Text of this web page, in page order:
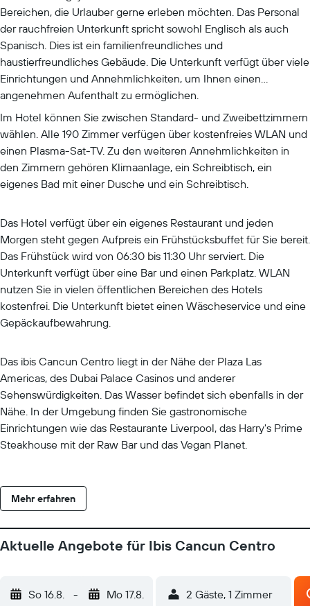
Bereichen, die Urlauber gerne erleben möchten. Das Personal
der rauchfreien Unterkunft spricht sowohl Englisch als auch
Spanisch. Dies ist ein familienfreundliches und
haustierfreundliches Gebäude. Die Unterkunft verfügt über viele
Einrichtungen und Annehmlichkeiten, um Ihnen einen
angenehmen Aufenthalt zu ermöglichen.
Im Hotel können Sie zwischen Standard- und Zweibettzimmern
wählen. Alle 190 Zimmer verfügen über kostenfreies WLAN und
einen Plasma-Sat-TV. Zu den weiteren Annehmlichkeiten in
den Zimmern gehören Klimaanlage, ein Schreibtisch, ein
eigenes Bad mit einer Dusche und ein Schreibtisch.
Das Hotel verfügt über ein eigenes Restaurant und jeden
Morgen steht gegen Aufpreis ein Frühstücksbuffet für Sie bereit.
Das Frühstück wird von 06:30 bis 11:30 Uhr serviert. Die
Unterkunft verfügt über eine Bar und einen Parkplatz. WLAN
nutzen Sie in vielen öffentlichen Bereichen des Hotels
kostenfrei. Die Unterkunft bietet einen Wäscheservice und eine
Gepäckaufbewahrung.
Das ibis Cancun Centro liegt in der Nähe der Plaza Las
Americas, des Dubai Palace Casinos und anderer
Sehenswürdigkeiten. Das Wasser befindet sich ebenfalls in der
Nähe. In der Umgebung finden Sie gastronomische
Einrichtungen wie das Restaurante Liverpool, das Harry's Prime
Steakhouse mit der Raw Bar und das Vegan Planet.
Mehr erfahren
Aktuelle Angebote für Ibis Cancun Centro
So 16.8. - Mo 17.8. 2 Gäste, 1 Zimmer